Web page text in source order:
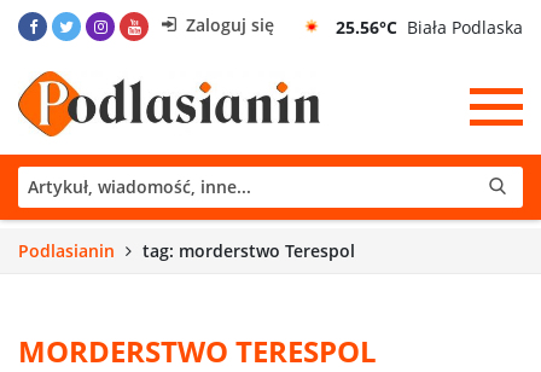
Zaloguj się 25.56°C Biała Podlaska
Podlasianin tag: morderstwo Terespol
MORDERSTWO TERESPOL